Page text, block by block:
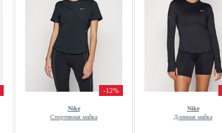
-12%
Nike
Спортивная майка
Nike
Длинная майка